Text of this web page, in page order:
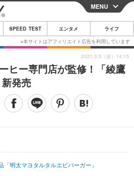
CLOSE
スマートフォン
その他
映画・ドラマ
ブログ
MENU
SPEED TEST エンタメ ライフ
ヒー専門店が監修！「綾鷹
発売
「明太マヨタルタルエビバーガー」
2021.3.5（金）14:15